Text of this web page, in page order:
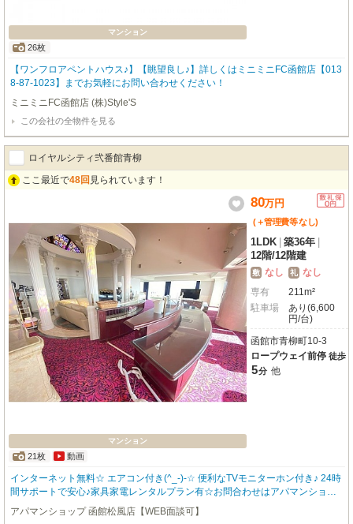
マンション
26枚
【ワンフロアペントハウス♪】【眺望良し♪】詳しくはミニミニFC函館店【013
8-87-1023】までお気軽にお問い合わせください！
ミニミニFC函館店 (株)Style'S
この会社の全物件を見る
ロイヤルシティ弐番館青柳
ここ最近で48回 見られています！
マンション
21枚 動画
80万円
(＋管理費等なし)
1LDK 築36年
12階/12階建
敷 なし 礼 なし
専有
211m²
駐車場
あり(6,600
円/台)
函館市青柳町10-3
ロープウェイ前停 徒歩
5分 他
インターネット無料☆ エアコン付き(^_-)-☆ 便利なTVモニターホン付き♪ 24時
間サポートで安心♪家具家電レンタルプラン有☆お問合わせはアパマンショッ
プ函館地域№1の物件取扱数の函館松風店0138-83-8665まで(^^♪
アパマンショップ 函館松風店【WEB面談可】